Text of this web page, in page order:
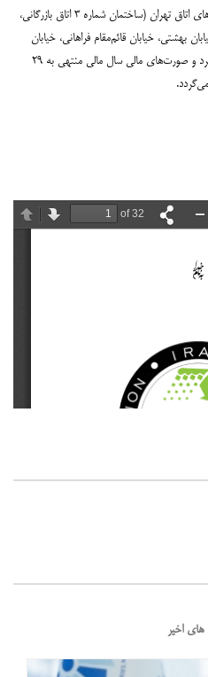
در محل سالن کنفرانس شماره ۲ خانه تشکل‌های اتاق تهران (ساختمان شماره ۳ اتاق بازرگانی،
بهشتی، خیابان قائم‌مقام فراهانی، خیابان
میرزاحسینی، پلاک ۱۸ طبقه ۲؛ گزارش عملکرد و صورت‌های مالی سال مالی منتهی به ۲۹
های اخیر